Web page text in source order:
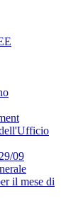
09
il mese di